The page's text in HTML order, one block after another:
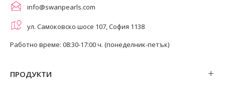
info@swanpearls.com
ул. Самоковско шосе 107, София 1138
Работно време: 08:30-17:00 ч. (понеделник-петък)
ПРОДУКТИ